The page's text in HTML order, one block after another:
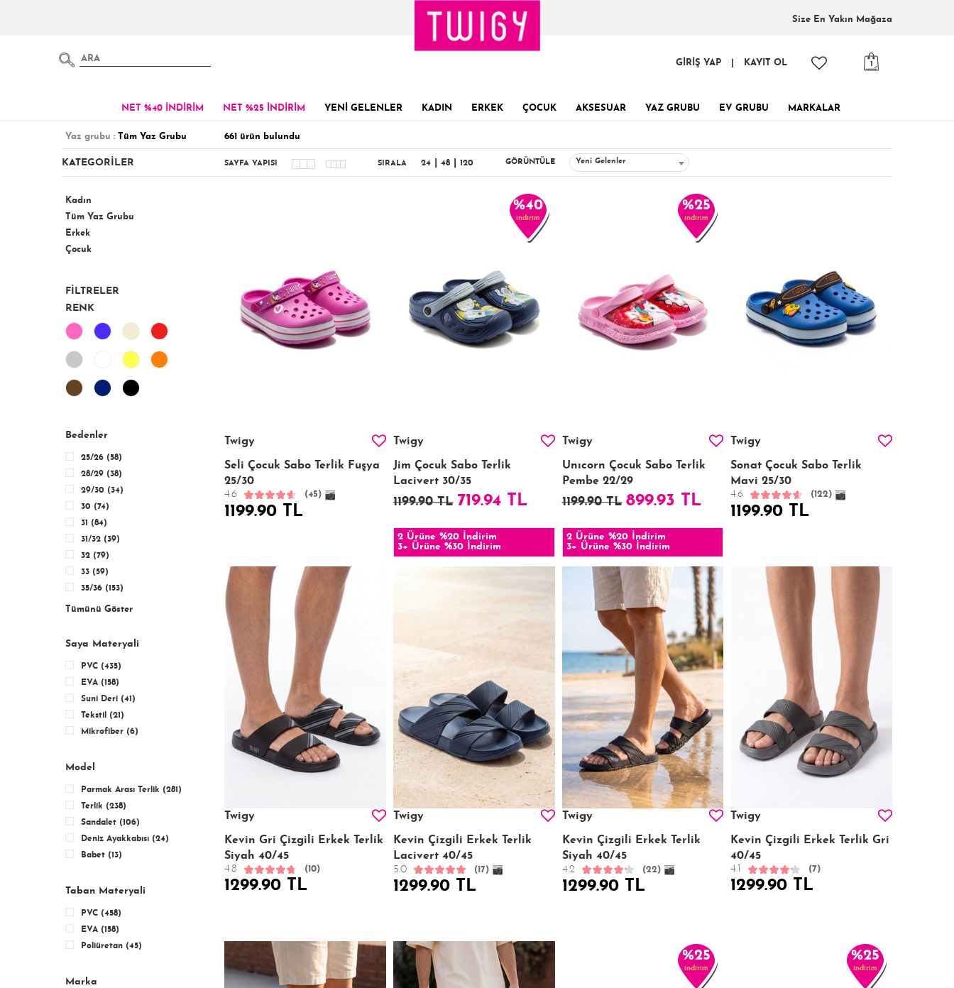
Size En Yakın Mağaza
1
GİRİŞ YAP KAYIT OL
NET %40 İNDİRİM NET %25 İNDİRİM YENİ GELENLER KADIN ERKEK ÇOCUK AKSESUAR YAZ GRUBU EV GRUBU MARKALAR
yaz grubu : Tüm Yaz Grubu 661 ürün bulundu
KATEGORİLER SAYFA YAPISI SIRALA 24 48| 120 GÖRÜNTÜLE Yeni Gelenler
Kadın
Tüm Yaz Grubu
Erkek
Çocuk
FİLTRELER
RENK
Bedenler
25/26 (58)
28/29 (38)
29/30 (34)
30 (74)
31 (84)
31/32 (39)
32 (79)
33 (59)
35/36 (153)
Tümünü Göster
Saya Materyali
PVC (435)
EVA (158)
Suni Deri (41)
Tekstil (21)
Mikrofiber (6)
Model
Parmak Arası Terlik (281)
Terlik (238)
Sandalet (106)
Deniz Ayakkabısı (24)
Babet (13)
Taban Materyali
PVC (458)
EVA (158)
Poliüretan (45)
Marka
Twigy
Seli Çocuk Sabo Terlik Fuşya
25/30
4.6 (45)
1199.90 TL
%40
indirim
Twigy
Jim Çocuk Sabo Terlik
Lacivert 30/35
1199.90 TL 719.94 TL
2 Ürüne %20 İndirim
3+ Ürüne %30 İndirim
%25
indirim
Twigy
Unıcorn Çocuk Sabo Terlik
Pembe 22/29
1199.90 TL 899.93 TL
2 Ürüne %20 İndirim
3+ Ürüne %30 İndirim
Twigy
Sonat Çocuk Sabo Terlik
Mavi 25/30
4.6 (122)
1199.90 TL
Twigy
Kevin Gri Çizgili Erkek Terlik
Siyah 40/45
4.8 (10)
1299.90 TL
Twigy
Kevin Çizgili Erkek Terlik
Lacivert 40/45
5.0 (17)
1299.90 TL
Twigy
Kevin Çizgili Erkek Terlik
Siyah 40/45
4.2 (22)
1299.90 TL
Twigy
Kevin Çizgili Erkek Terlik Gri
40/45
4.1 (7)
1299.90 TL
%25
indirim
%25
indirim